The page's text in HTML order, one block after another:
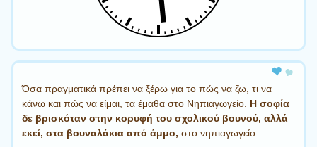
Όσα πραγματικά πρέπει να ξέρω για το πώς να ζω, τι να
κάνω και πώς να είμαι, τα έμαθα στο Νηπιαγωγείο. Η σοφία
δε βρισκόταν στην κορυφή του σχολικού βουνού, αλλά
εκεί, στα βουναλάκια από άμμο, στο νηπιαγωγείο.